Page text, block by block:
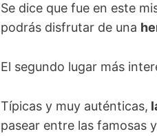
Se dice que fue en este
podrás disfrutar de una
El segundo lugar más
Típicas y muy auténticas,
pasear entre las famosas